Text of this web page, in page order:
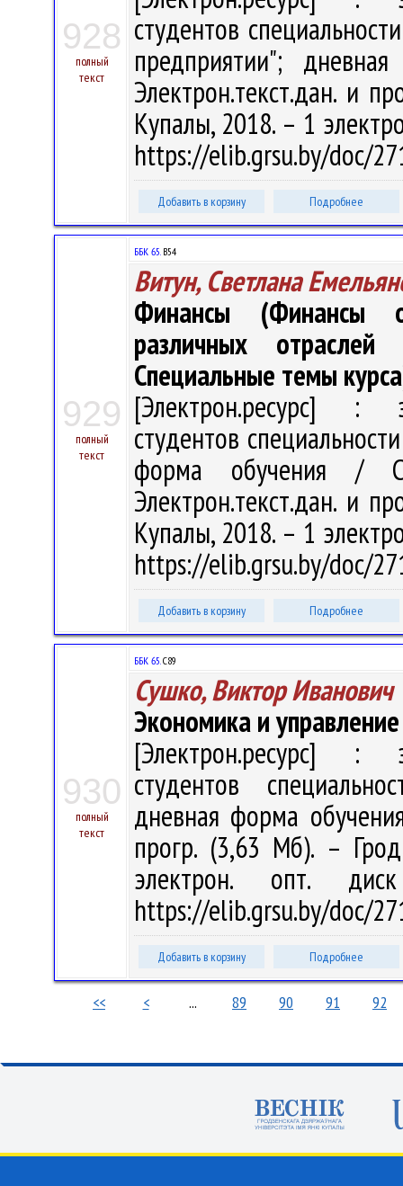
928
полный
текст
студентов
предприятии";
Электрон.текст.дан. и
Купалы, 2018. – 1
https://elib.grsu.by/doc/
Добавить в корзину Подробнее
929
полный
текст
ББК 65.В54
Витун, Светлана
Финансы (Финансы
различных отраслей
Специальные темы
[Электрон.ресурс] :
студентов
форма обучения /
Электрон.текст.дан. и
Купалы, 2018. – 1
https://elib.grsu.by/doc/
Добавить в корзину Подробнее
930
полный
текст
ББК 65.С89
Сушко, Виктор Иванович
Экономика и
[Электрон.ресурс] :
студентов
дневная форма
прогр. (3,63 Мб). –
электрон. опт.
https://elib.grsu.by/doc/
Добавить в корзину Подробнее
<< < ... 89 90 91 92